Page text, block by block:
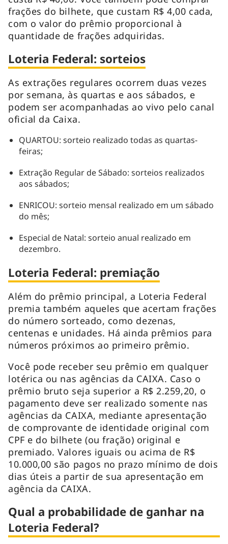
frações do bilhete, que custam R$ 4,00 cada,
com o valor do prêmio proporcional à
quantidade de frações adquiridas.
Loteria Federal: sorteios
As extrações regulares ocorrem duas vezes
por semana, às quartas e aos sábados, e
podem ser acompanhadas ao vivo pelo canal
oficial da Caixa.
QUARTOU: sorteio realizado todas as quartas-
feiras;
Extração Regular de Sábado: sorteios realizados
aos sábados;
ENRICOU: sorteio mensal realizado em um sábado
do mês;
Especial de Natal: sorteio anual realizado em
dezembro.
Loteria Federal: premiação
Além do prêmio principal, a Loteria Federal
premia também aqueles que acertam frações
do número sorteado, como dezenas,
centenas e unidades. Há ainda prêmios para
números próximos ao primeiro prêmio.
Você pode receber seu prêmio em qualquer
lotérica ou nas agências da CAIXA. Caso o
prêmio bruto seja superior a R$ 2.259,20, o
pagamento deve ser realizado somente nas
agências da CAIXA, mediante apresentação
de comprovante de identidade original com
CPF e do bilhete (ou fração) original e
premiado. Valores iguais ou acima de R$
10.000,00 são pagos no prazo mínimo de dois
dias úteis a partir de sua apresentação em
agência da CAIXA.
Qual a probabilidade de ganhar na
Loteria Federal?